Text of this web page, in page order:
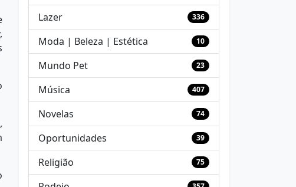
Lazer 336
Moda | Beleza | Estética 10
Mundo Pet 23
Música 407
Novelas 74
Oportunidades 39
Religião 75